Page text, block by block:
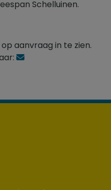
Schelluinen.
aanvraag in te zien.